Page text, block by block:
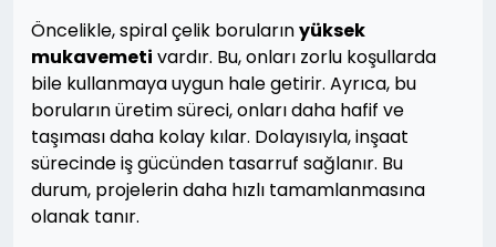
Öncelikle, spiral çelik borularınyüksek
mukavemeti vardır. Bu, onları zorlu koşullarda
bile kullanmaya uygun hale getirir. Ayrıca, bu
boruların üretim süreci, onları daha hafif ve
taşıması daha kolay kılar. Dolayısıyla, inşaat
sürecinde iş gücünden tasarruf sağlanır. Bu
durum, projelerin daha hızlı tamamlanmasına
olanak tanır.